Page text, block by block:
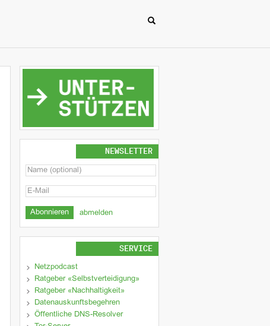
NEWSLETTER
abmelden
SERVICE
Netzpodcast
Ratgeber «Selbstverteidigung»
Ratgeber «Nachhaltigkeit»
Datenauskunftsbegehren
Öffentliche DNS-Resolver